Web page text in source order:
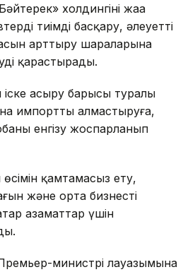
холдингінің жаңа
тиімді басқару, әлеуетті
арттыру шараларына
қарастырады.
асыру барысы туралы
импортты алмастыруға,
енгізу жоспарланып
қамтамасыз ету,
және орта бизнесті
азаматтар үшін
министрі лауазымына